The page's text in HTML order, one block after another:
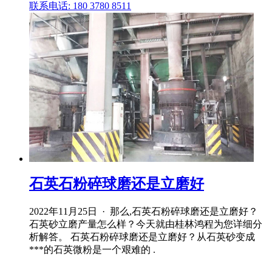
联系电话: 180 3780 8511
石英石粉碎球磨还是立磨好
2022年11月25日 · 那么,石英石粉碎球磨还是立磨好？
石英砂立磨产量怎么样？今天就由桂林鸿程为您详细分
析解答。 石英石粉碎球磨还是立磨好？从石英砂变成
***的石英微粉是一个艰难的 .